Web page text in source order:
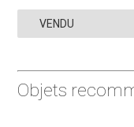
VENDU
Objets